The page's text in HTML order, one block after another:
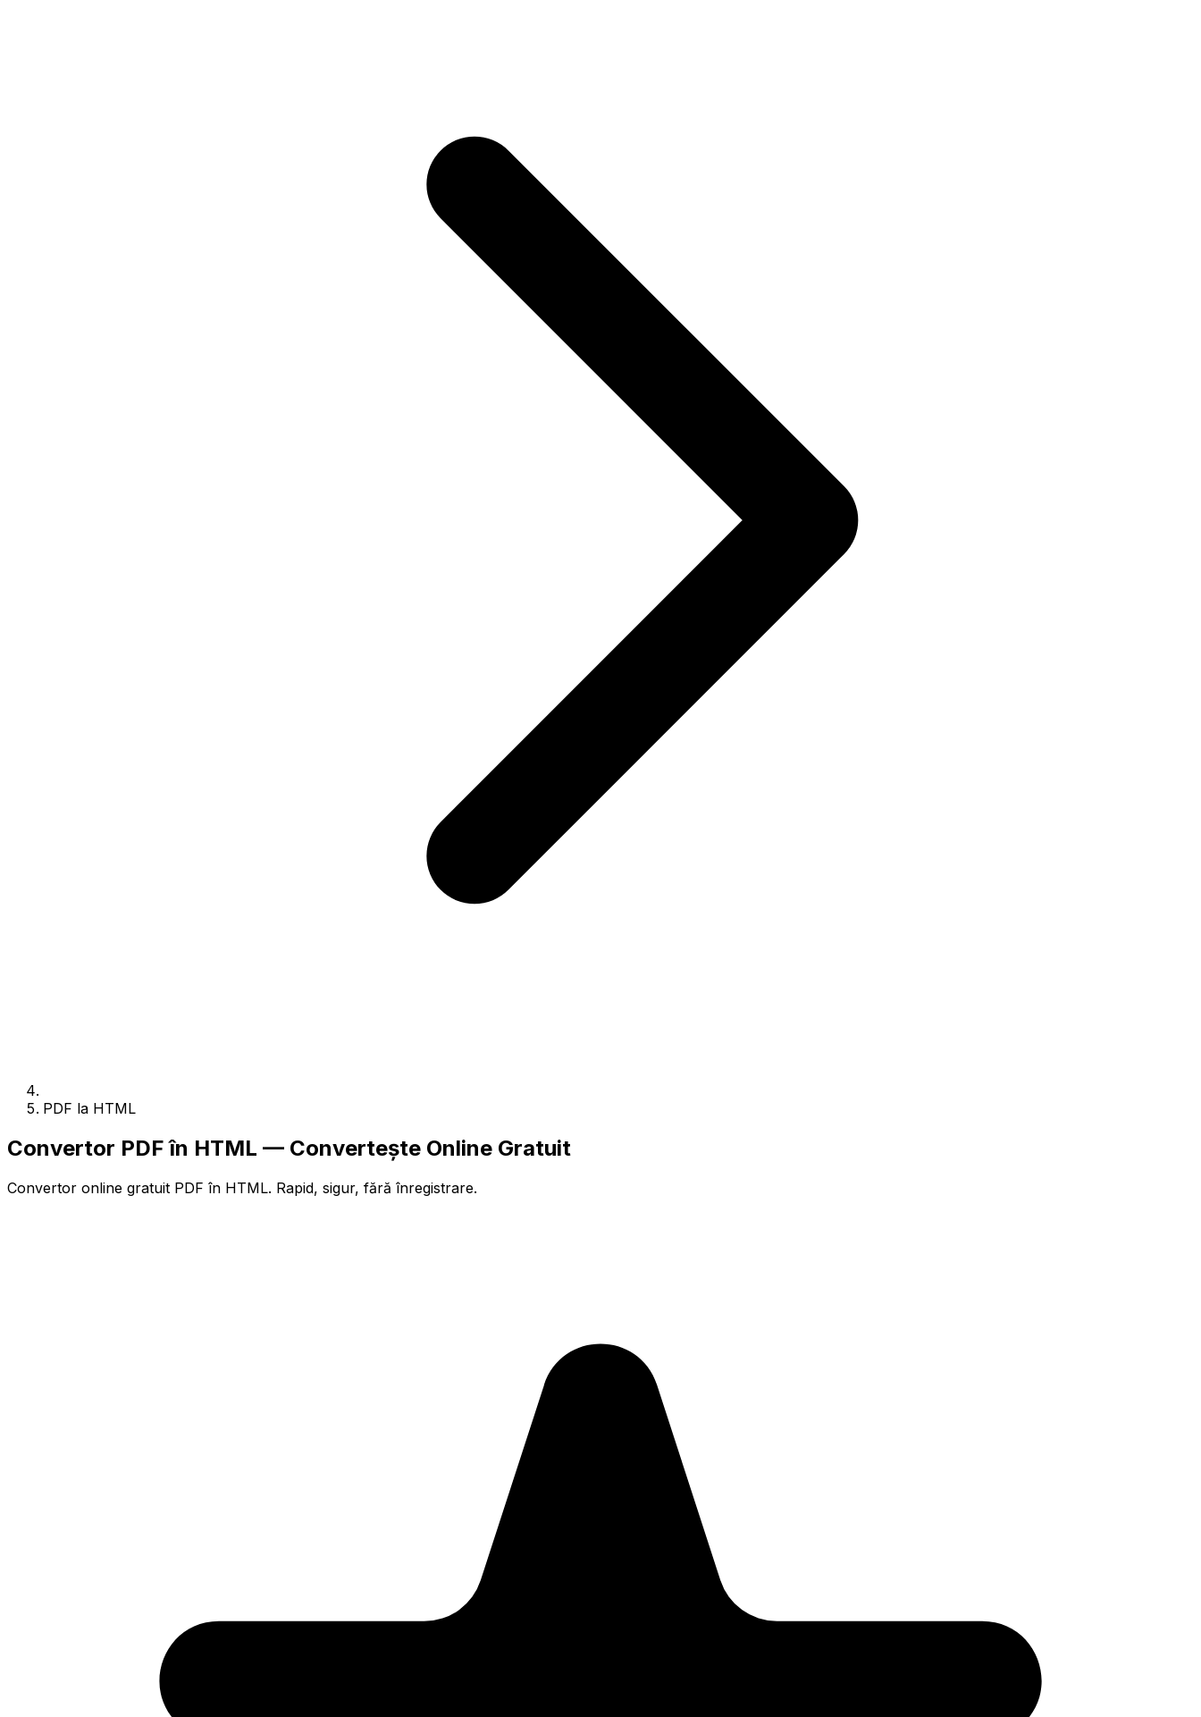
PDF la HTML
Convertor PDF în HTML — Convertește Online Gratuit
Convertor online gratuit PDF în HTML. Rapid, sigur, fără înregistrare.